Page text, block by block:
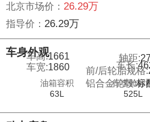
北京市场价： 26.29万
指导价： 26.29万
车身外观
车长:
车宽:1860
车高:1661 轴距:
前/后轮胎规格:
铝合金轮毂:标
油箱容积
63L
行李舱容
525L